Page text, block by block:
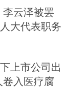
李云泽被罢
大代表职务
上市公司出
入医疗腐